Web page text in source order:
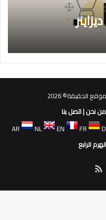
الحقيقة© 2026
من نحن|اتصل بنا
AR
NL EN FR
الرابع
الموقع